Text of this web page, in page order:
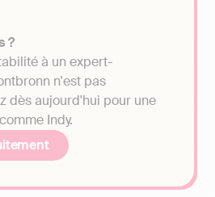
?
à un expert-
n'est pas
dès aujourd'hui pour une
Indy.